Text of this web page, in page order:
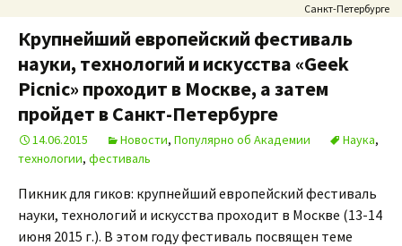
Санкт-Петербурге
Крупнейший европейский фестиваль
науки, технологий и искусства «Geek
Picnic» проходит в Москве, а затем
пройдет в Санкт-Петербурге
14.06.2015 Новости, Популярно об Академии Наука,
технологии, фестиваль
Пикник для гиков: крупнейший европейский фестиваль
науки, технологий и искусства проходит в Москве (13-14
июня 2015 г.). В этом году фестиваль посвящен теме